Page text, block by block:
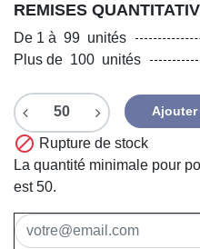
REMISES
De 1 à 99 unités
Plus de 100 unités
 Rupture de stock
La quantité minimale pour
est 50.